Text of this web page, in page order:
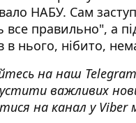
НАБУ. Сам
все правильно", а
в нього, нібито,
на наш
важливих
на канал у